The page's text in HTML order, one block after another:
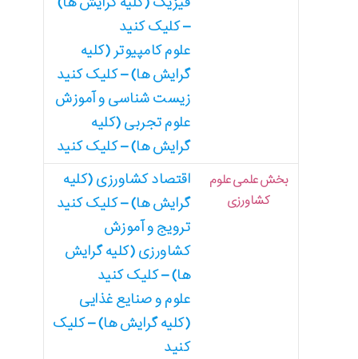
– کلیک کنید
علوم کامپیوتر (کلیه
گرایش ها) – کلیک کنید
زیست شناسی و آموزش
علوم تجربی (کلیه
گرایش ها) – کلیک کنید
بخش علمی علوم
کشاورزی
اقتصاد کشاورزی (کلیه
گرایش ها) – کلیک کنید
ترویج و آموزش
کشاورزی (کلیه گرایش
ها) – کلیک کنید
علوم و صنایع غذایی
(کلیه گرایش ها) – کلیک
کنید